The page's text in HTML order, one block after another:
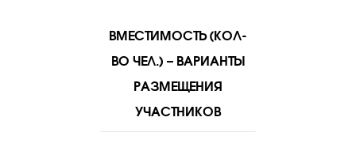
ВМЕСТИМОСТЬ (КОЛ-
ВО ЧЕЛ.) – ВАРИАНТЫ
РАЗМЕЩЕНИЯ
УЧАСТНИКОВ